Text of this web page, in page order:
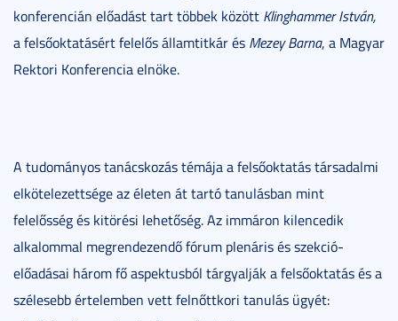
konferencián előadást tart többek között Klinghammer István,
a felsőoktatásért felelős államtitkár és Mezey Barna, a Magyar
Rektori Konferencia elnöke.
A tudományos tanácskozás témája a felsőoktatás társadalmi
elkötelezettsége az életen át tartó tanulásban mint
felelősség és kitörési lehetőség. Az immáron kilencedik
alkalommal megrendezendő fórum plenáris és szekció-
előadásai három fő aspektusból tárgyalják a felsőoktatás és a
szélesebb értelemben vett felnőttkori tanulás ügyét: